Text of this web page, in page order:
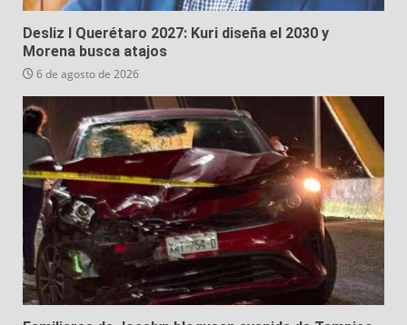
Desliz I Querétaro 2027: Kuri diseña el 2030 y
Morena busca atajos
6 de agosto de 2026